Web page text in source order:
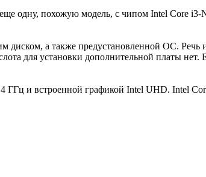
одну, похожую модель, с чипом Intel Core i3-
диском, а также предустановленной ОС.
для установки дополнительной платы
и встроенной графикой Intel UHD. Intel